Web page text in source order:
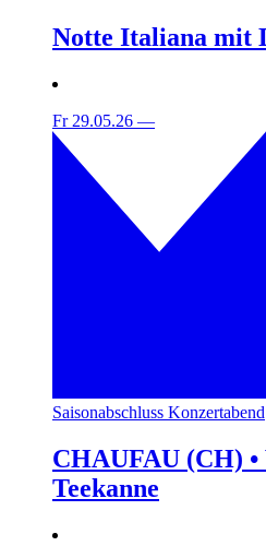
Notte Italiana mit
Fr 29.05.26 —
Saisonabschluss Konzertabend
CHAUFAU (CH)
Teekanne